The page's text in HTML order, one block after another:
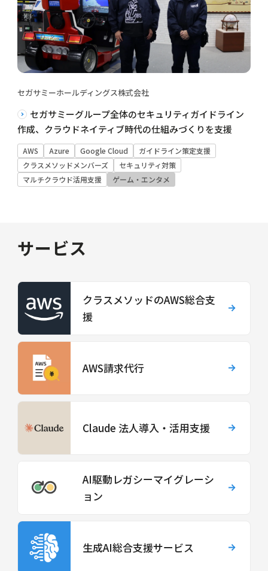
セガサミーホールディングス株式会社
セガサミーグループ全体のセキュリティガイドライン
作成、クラウドネイティブ時代の仕組みづくりを支援
AWS Azure Google Cloud
ガイドライン策定支援
クラスメソッドメンバーズ
セキュリティ対策
マルチクラウド活用支援
ゲーム・エンタメ
サービス
クラスメソッドのAWS総合支
援
AWS請求代行
Claude 法人導入・活用支援
AI駆動レガシーマイグレーシ
ョン
生成AI総合支援サービス